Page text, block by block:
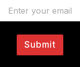
Submit